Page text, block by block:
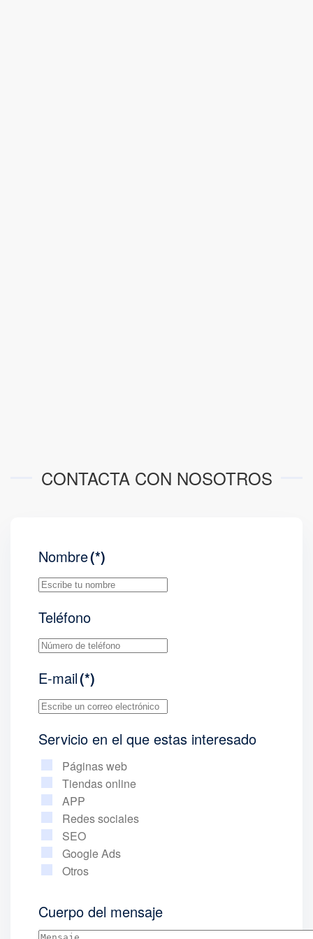
CONTACTA CON NOSOTROS
Nombre(*)
Teléfono
E-mail(*)
Servicio en el que estas interesado
Páginas web
Tiendas online
APP
Redes sociales
SEO
Google Ads
Otros
Cuerpo del mensaje